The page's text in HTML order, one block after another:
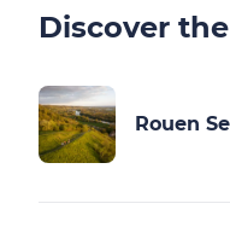
Discover
Rouen